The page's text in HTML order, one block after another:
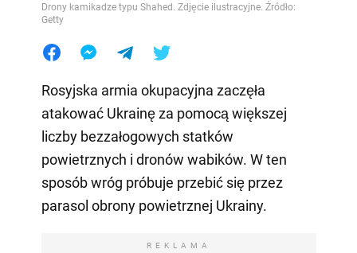
Drony kamikadze typu Shahed. Zdjęcie ilustracyjne. Źródło:
Getty
Rosyjska armia okupacyjna zaczęła
atakować Ukrainę za pomocą większej
liczby bezzałogowych statków
powietrznych i dronów wabików. W ten
sposób wróg próbuje przebić się przez
parasol obrony powietrznej Ukrainy.
REKLAMA